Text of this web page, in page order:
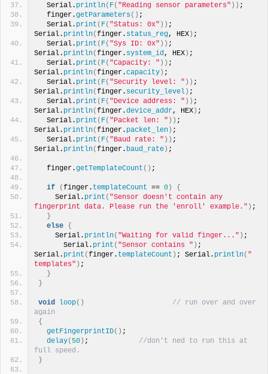
  Serial.
println( F( "Reading sensor parameters" )) ;
  finger.
getParameters() ;
  Serial.
print ( F( "Status: 0x" )) ;
Serial. println(finger. status_reg, HEX) ;
  Serial.
print ( F( "Sys ID: 0x" )) ;
Serial. println(finger. system_id, HEX) ;
  Serial.
print ( F( "Capacity: " )) ;
Serial. println(finger.capacity) ;
  Serial.
print ( F( "Security level: " )) ;
Serial. println(finger. security_level) ;
  Serial.
print ( F( "Device address: " )) ;
Serial. println(finger.device_addr, HEX) ;
  Serial.
print ( F( "Packet len: " )) ;
Serial. println(finger. packet_len) ;
  Serial.
print ( F( "Baud rate: " )) ;
Serial. println(finger. baud_rate) ;
  finger.
getTemplateCount () ;
if (finger. templateCount == 0)
{
    Serial.
print ( "Sensor doesn't contain any
fingerprint data. Please run the 'enroll' example." ) ;
}
else {
    Serial.
println( "Waiting for valid finger..." ) ;
      Serial.
print ( "Sensor contains " ) ;
Serial. print (finger. templateCount ) ; Serial. println( "
templates" ) ;
}
}
void loop()
// run over and over
again
{
getFingerprintID() ;
delay( 50) ; //don't ned to run this at
full speed.
}